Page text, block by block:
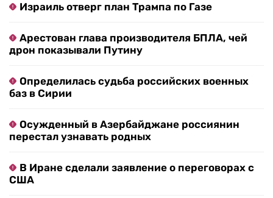
Израиль отверг план Трампа по Газе
Арестован глава производителя БПЛА, чей
дрон показывали Путину
Определилась судьба российских военных
баз в Сирии
Осужденный в Азербайджане россиянин
перестал узнавать родных
В Иране сделали заявление о переговорах с
США